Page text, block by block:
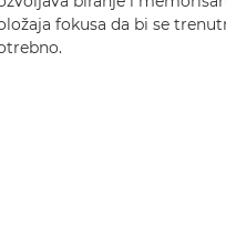
fokusa da bi se